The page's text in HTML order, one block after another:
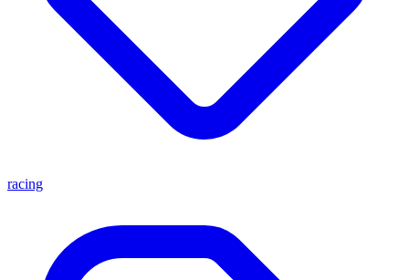
racing